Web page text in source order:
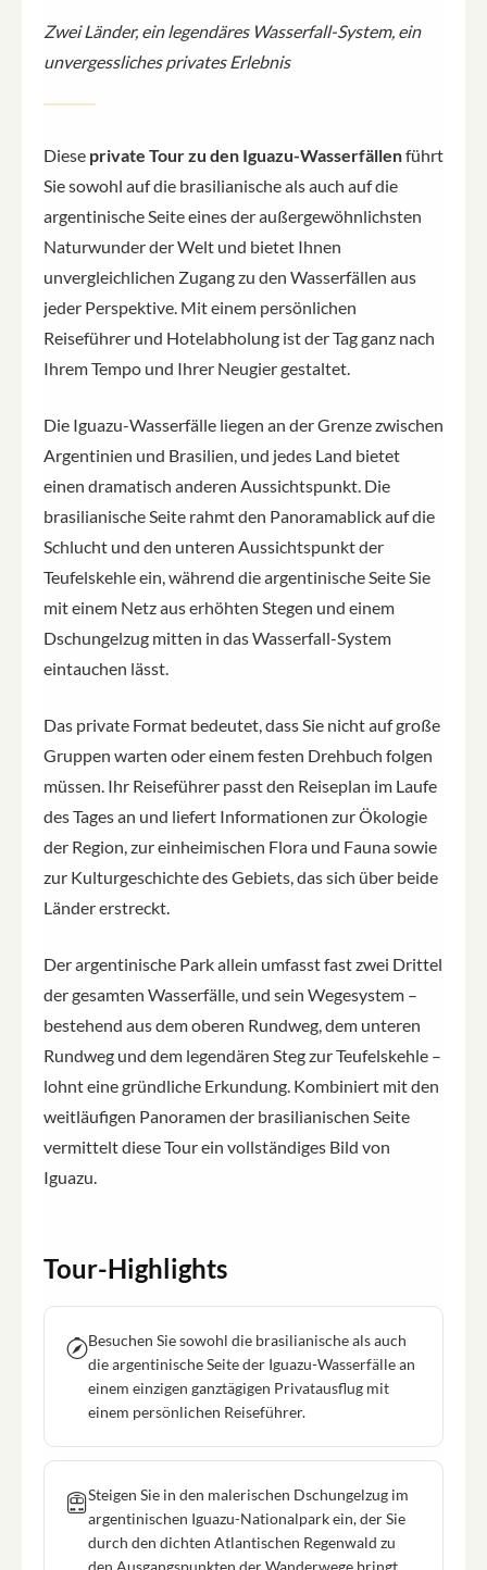
Zwei Länder, ein legendäres Wasserfall-System, ein
unvergessliches privates Erlebnis
Diese private Tour zu den Iguazu-Wasserfällenführt
Sie sowohl auf die brasilianische als auch auf die
argentinische Seite eines der außergewöhnlichsten
Naturwunder der Welt und bietet Ihnen
unvergleichlichen Zugang zu den Wasserfällen aus
jeder Perspektive. Mit einem persönlichen
Reiseführer und Hotelabholung ist der Tag ganz nach
Ihrem Tempo und Ihrer Neugier gestaltet.
Die Iguazu-Wasserfälle liegen an der Grenze zwischen
Argentinien und Brasilien, und jedes Land bietet
einen dramatisch anderen Aussichtspunkt. Die
brasilianische Seite rahmt den Panoramablick auf die
Schlucht und den unteren Aussichtspunkt der
Teufelskehle ein, während die argentinische Seite Sie
mit einem Netz aus erhöhten Stegen und einem
Dschungelzug mitten in das Wasserfall-System
eintauchen lässt.
Das private Format bedeutet, dass Sie nicht auf große
Gruppen warten oder einem festen Drehbuch folgen
müssen. Ihr Reiseführer passt den Reiseplan im Laufe
des Tages an und liefert Informationen zur Ökologie
der Region, zur einheimischen Flora und Fauna sowie
zur Kulturgeschichte des Gebiets, das sich über beide
Länder erstreckt.
Der argentinische Park allein umfasst fast zwei Drittel
der gesamten Wasserfälle, und sein Wegesystem –
bestehend aus dem oberen Rundweg, dem unteren
Rundweg und dem legendären Steg zur Teufelskehle –
lohnt eine gründliche Erkundung. Kombiniert mit den
weitläufigen Panoramen der brasilianischen Seite
vermittelt diese Tour ein vollständiges Bild von
Iguazu.
Tour-Highlights
Besuchen Sie sowohl die brasilianische als auch
die argentinische Seite der Iguazu-Wasserfälle an
einem einzigen ganztägigen Privatausflug mit
einem persönlichen Reiseführer.
Steigen Sie in den malerischen Dschungelzug im
argentinischen Iguazu-Nationalpark ein, der Sie
durch den dichten Atlantischen Regenwald zu
den Ausgangspunkten der Wanderwege bringt.